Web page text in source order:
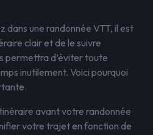
dans une randonnée VTT, il est
clair et de le suivre
permettra d’éviter toute
inutilement. Voici pourquoi
avant votre randonnée
votre trajet en fonction de